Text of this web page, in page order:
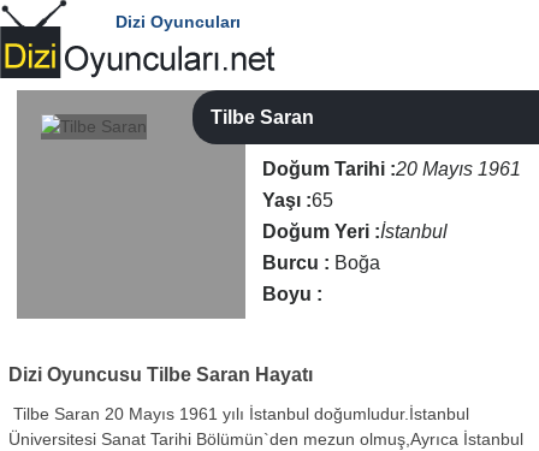
Dizi Oyuncuları
Tilbe Saran
Doğum Tarihi :20 Mayıs 1961
Yaşı :65
Doğum Yeri :İstanbul
Burcu : Boğa
Boyu :
Dizi Oyuncusu Tilbe Saran Hayatı
Tilbe Saran 20 Mayıs 1961 yılı İstanbul doğumludur.İstanbul
Üniversitesi Sanat Tarihi Bölümün`den mezun olmuş,Ayrıca İstanbul